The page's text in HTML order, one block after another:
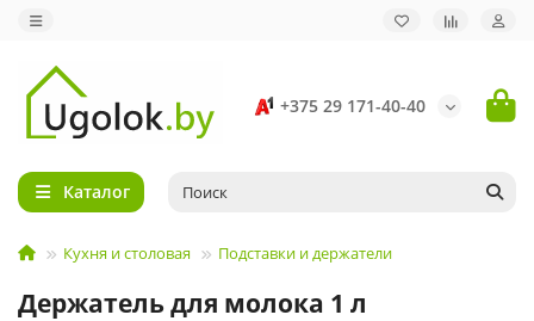
+375 29 171-40-40
Каталог
Кухня и столовая Подставки и держатели
Держатель для молока 1 л